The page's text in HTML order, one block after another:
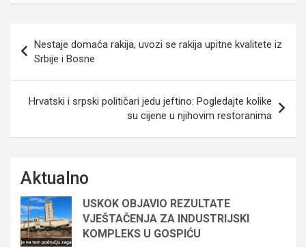
objava
Nestaje domaća rakija, uvozi se rakija upitne kvalitete iz
Srbije i Bosne
Hrvatski i srpski političari jedu jeftino: Pogledajte kolike
su cijene u njihovim restoranima
Aktualno
USKOK OBJAVIO REZULTATE
VJEŠTAČENJA ZA INDUSTRIJSKI
KOMPLEKS U GOSPIĆU